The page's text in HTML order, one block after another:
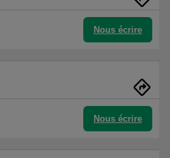
Nous écrire
Nous écrire